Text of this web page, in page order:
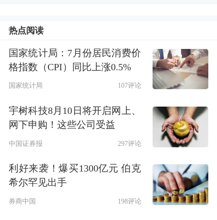
不足、信息不对称等融资制约。优化产
业链供应链金融服务，支持产业链上民
营企业便利融资。建立常态化银企交流
流信用信息共享平台，畅通服务链条，
提升民营中小微企业融资效率。
央行货币政策表述调整释放五大信号
近日，央行公布了2024年第四季度中国
热点阅读
国家统计局：7月份居民消费价
格指数（CPI）同比上涨0.5%
国家统计局 107评论
宇树科技8月10日将开启网上、
网下申购！这些公司受益
中国证券报 297评论
利好来袭！爆买1300亿元 伯克
希尔罕见出手
券商中国 198评论